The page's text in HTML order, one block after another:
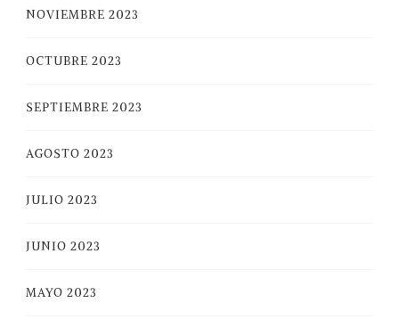
NOVIEMBRE 2023
OCTUBRE 2023
SEPTIEMBRE 2023
AGOSTO 2023
JULIO 2023
JUNIO 2023
MAYO 2023